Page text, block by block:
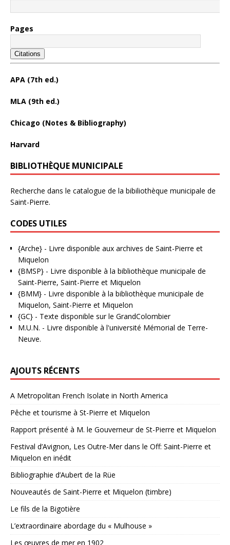
Pages
Citations
APA (7th ed.)
MLA (9th ed.)
Chicago (Notes & Bibliography)
Harvard
BIBLIOTHÈQUE MUNICIPALE
Recherche dans le catalogue de la bibiliothèque municipale de
Saint-Pierre.
CODES UTILES
{Arche} - Livre disponible aux archives de Saint-Pierre et
Miquelon
{BMSP} - Livre disponible à la bibliothèque municipale de
Saint-Pierre, Saint-Pierre et Miquelon
{BMM} - Livre disponible à la bibliothèque municipale de
Miquelon, Saint-Pierre et Miquelon
{GC} - Texte disponible sur le GrandColombier
M.U.N. - Livre disponible à l'université Mémorial de Terre-
Neuve.
AJOUTS RÉCENTS
A Metropolitan French Isolate in North America
Pêche et tourisme à St-Pierre et Miquelon
Rapport présenté à M. le Gouverneur de St-Pierre et Miquelon
Festival d’Avignon, Les Outre-Mer dans le Off: Saint-Pierre et
Miquelon en inédit
Bibliographie d’Aubert de la Rüe
Nouveautés de Saint-Pierre et Miquelon (timbre)
Le fils de la Bigotière
L’extraordinaire abordage du « Mulhouse »
Les œuvres de mer en 1902